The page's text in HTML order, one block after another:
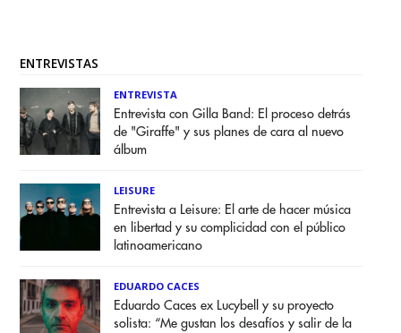
ENTREVISTAS
ENTREVISTA
Entrevista con Gilla Band: El proceso detrás
de "Giraffe" y sus planes de cara al nuevo
álbum
LEISURE
Entrevista a Leisure: El arte de hacer música
en libertad y su complicidad con el público
latinoamericano
EDUARDO CACES
Eduardo Caces ex Lucybell y su proyecto
solista: “Me gustan los desafíos y salir de la